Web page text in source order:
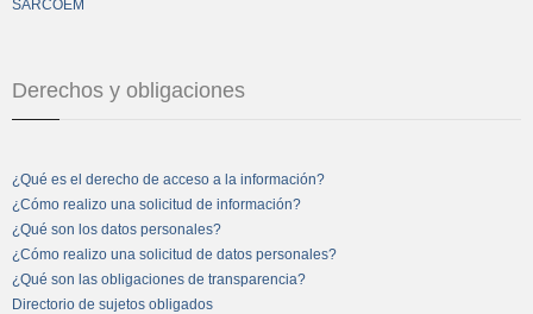
SARCOEM
Derechos y obligaciones
¿Qué es el derecho de acceso a la información?
¿Cómo realizo una solicitud de información?
¿Qué son los datos personales?
¿Cómo realizo una solicitud de datos personales?
¿Qué son las obligaciones de transparencia?
Directorio de sujetos obligados